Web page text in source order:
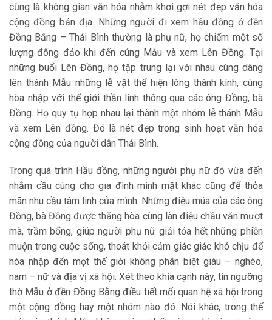
cũng là không gian văn hóa nhằm khơi gợi nét đẹp văn hóa
cộng đồng bản địa. Những người đi xem hầu đồng ở đền
Đồng Bằng – Thái Bình thường là phụ nữ, họ chiếm một số
lượng đông đảo khi đến cúng Mẫu và xem Lên Đồng. Tại
những buổi Lên Đồng, họ tập trung lại với nhau cùng dâng
lên thánh Mẫu những lễ vật thể hiện lòng thành kính, cùng
hòa nhập với thế giới thần linh thông qua các ông Đồng, bà
Đồng. Họ quy tụ hợp nhau lại thành một nhóm lễ thánh Mẫu
và xem Lên đồng. Đó là nét đẹp trong sinh hoạt văn hóa
cộng đồng của người dân Thái Bình.
Trong quá trình Hầu đồng, những người phụ nữ đó vừa đến
nhằm cầu cúng cho gia đình mình mặt khác cũng để thỏa
mãn nhu cầu tâm linh của mình. Những điệu múa của các ông
Đồng, bà Đồng được thăng hòa cùng làn điệu chầu văn mượt
mà, trầm bổng, giúp người phụ nữ giải tỏa hết những phiền
muộn trong cuộc sống, thoát khỏi cảm giác giác khó chịu để
hòa nhập đến mọt thế giới không phân biệt giàu – nghèo,
nam – nữ và địa vị xã hội. Xét theo khía cạnh này, tín ngưỡng
thờ Mẫu ở đền Đồng Bằng điều tiết mối quan hệ xã hội trong
một cộng đồng hay một nhóm nào đó. Nói khác, trong thế